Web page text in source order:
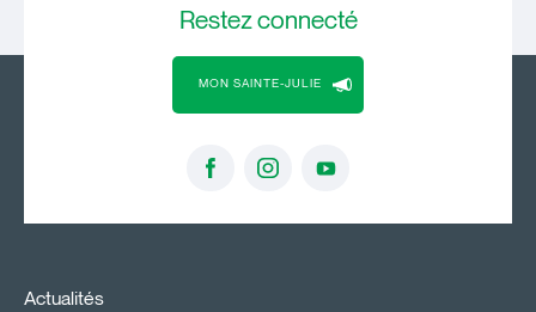
Restezconnecté
MON SAINTE-JULIE
Actualités